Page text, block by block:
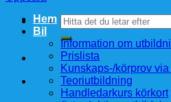
Sök
efter:
Hem
Bil
Information om
Prislista
Kunskaps-/körprov
Teoriutbildning
Handledarkurs körkort